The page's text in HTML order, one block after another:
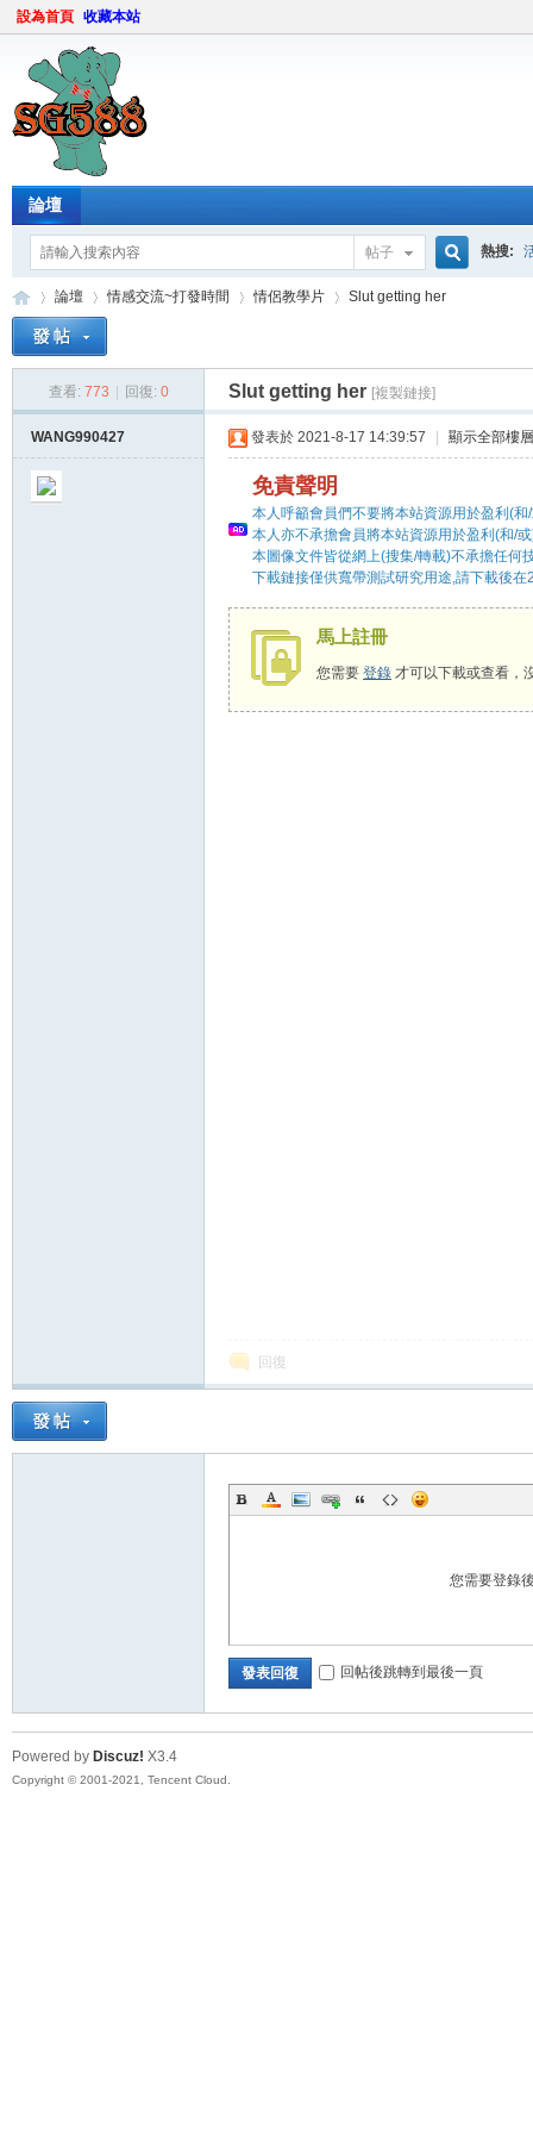
設為首頁 收藏本站
論壇
帖子 熱搜:
論壇
›
情感交流~打發時間
›
情侶教學片
›
Slut getting her
查看: 773 回復: 0 Slut getting her [複製鏈接]
WANG990427 發表於 2021-8-17 14:39:57 顯示全部樓層
免責聲明
本人呼籲會員們不要將本站資源用於盈利(和
本人亦不承擔會員將本站資源用於盈利(和/
本圖像文件皆從網上(搜集/轉載)不承擔任何
下載鏈接僅供寬帶測試研究用途,請下載後
馬上註冊
您需要 登錄 才可以下載或查看，
回復
您需要登錄
發表回復 回帖後跳轉到最後一頁
Powered by Discuz! X3.4
Copyright © 2001-2021, Tencent Cloud.